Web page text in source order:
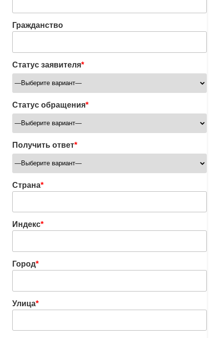
Гражданство
Статус заявителя*
Статус обращения*
Получить ответ*
Страна*
Индекс*
Город*
Улица*